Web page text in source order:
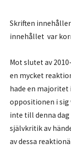
Skriften
innehållet var
Mot slutet av
en mycket
hade en majoritet
oppositionen i sig
inte till denna
självkritik av
av dessa